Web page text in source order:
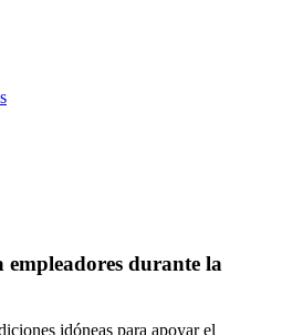
empleadores durante la
idóneas para apoyar el